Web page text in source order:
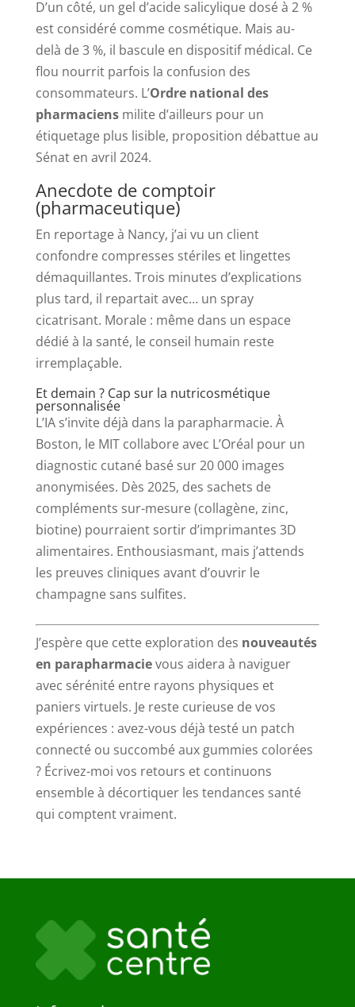
D’un côté, un gel d’acide salicylique dosé à 2 %
est considéré comme cosmétique. Mais au-
delà de 3 %, il bascule en dispositif médical. Ce
flou nourrit parfois la confusion des
consommateurs. L’Ordre national des
pharmaciensmilite d’ailleurs pour un
étiquetage plus lisible, proposition débattue au
Sénat en avril 2024.
Anecdote de comptoir
(pharmaceutique)
En reportage à Nancy, j’ai vu un client
confondre compresses stériles et lingettes
démaquillantes. Trois minutes d’explications
plus tard, il repartait avec… un spray
cicatrisant. Morale : même dans un espace
dédié à la santé, le conseil humain reste
irremplaçable.
Et demain ? Cap sur la nutricosmétique
personnalisée
L’IA s’invite déjà dans la parapharmacie. À
Boston, le MIT collabore avec L’Oréal pour un
diagnostic cutané basé sur 20 000 images
anonymisées. Dès 2025, des sachets de
compléments sur-mesure (collagène, zinc,
biotine) pourraient sortir d’imprimantes 3D
alimentaires. Enthousiasmant, mais j’attends
les preuves cliniques avant d’ouvrir le
champagne sans sulfites.
J’espère que cette exploration des nouveautés
en parapharmacievous aidera à naviguer
avec sérénité entre rayons physiques et
paniers virtuels. Je reste curieuse de vos
expériences : avez-vous déjà testé un patch
connecté ou succombé aux gummies colorées
? Écrivez-moi vos retours et continuons
ensemble à décortiquer les tendances santé
qui comptent vraiment.